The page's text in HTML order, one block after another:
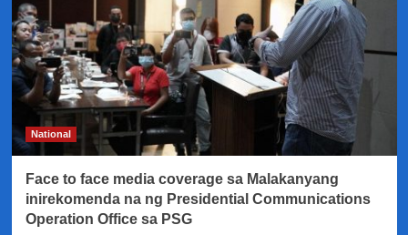
National
Face to face media coverage sa Malakanyang
inirekomenda na ng Presidential Communications
Operation Office sa PSG